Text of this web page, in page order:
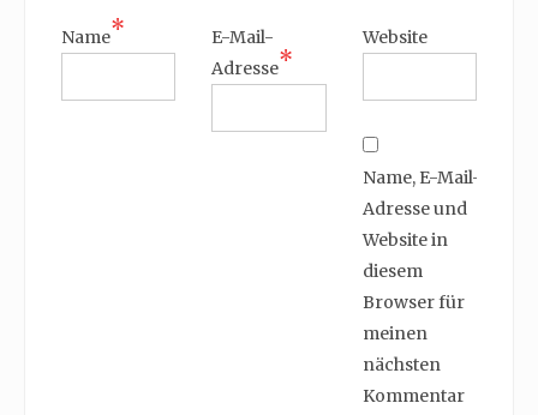
Name*
E-Mail-
Adresse*
Website
Name, E-Mail-
Adresse und
Website in
diesem
Browser für
meinen
nächsten
Kommentar